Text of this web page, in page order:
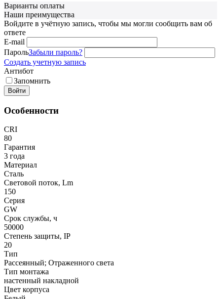
Варианты оплаты
Наши преимущества
Войдите в учётную запись, чтобы мы могли сообщить вам об
ответе
E-mail
ПарольЗабыли пароль?
Создать учетную запись
Антибот
Запомнить
Войти
Особенности
CRI
80
Гарантия
3 года
Материал
Сталь
Световой поток, Lm
150
Серия
GW
Срок службы, ч
50000
Степень защиты, IP
20
Тип
Рассеянный; Отраженного света
Тип монтажа
настенный накладной
Цвет корпуса